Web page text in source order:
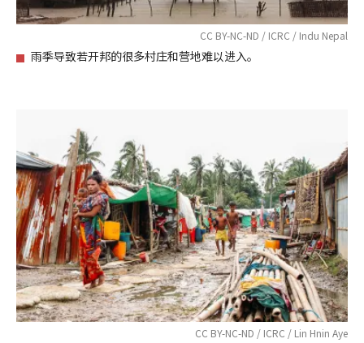
CC BY-NC-ND / ICRC / Indu Nepal
雨季导致若开邦的很多村庄和营地难以进入。
CC BY-NC-ND / ICRC / Lin Hnin Aye